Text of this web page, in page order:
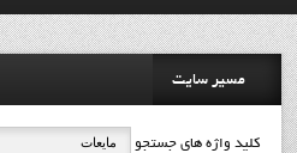
مسیر سایت
کلید واژه های جستجو